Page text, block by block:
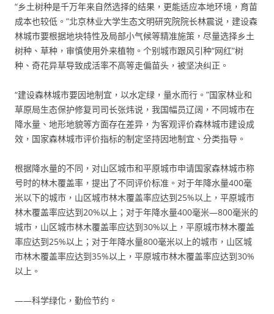
“乡土树种是千万年来自然选择的结果，更能适应本地环境，育苗
成本也较低。”北京林业大学生态文明研究院院长林震说，建设森
林城市要根据地块特性及局部小气候等精准施策，尽量选择乡土
树种、草种，审慎使用外来植物。个别城市跟风引种“网红”树
种、奇花异草导致成活率不高等走偏苗头，被坚决纠正。
“建设森林城市要因地制宜，以水定绿，量水而行。”国家林业和
草原局生态保护修复司司长张炜说，我国幅员辽阔，不同城市在
降水量、地形地貌等方面存在差异，为客观评价森林城市建设成
效，国家森林城市评价指标的制定坚持因地制宜、分类指导。
根据降水量的不同，对山区城市和平原城市申请国家森林城市称
号时的林木覆盖率，提出了不同评价标准。对于年降水量400毫
米以下的城市，山区城市林木覆盖率应达到25%以上，平原城市
林木覆盖率应达到20%以上；对于年降水量400毫米—800毫米的
城市，山区城市林木覆盖率应达到30%以上，平原城市林木覆盖
率应达到25%以上；对于年降水量800毫米以上的城市，山区城
市林木覆盖率应达到35%以上，平原城市林木覆盖率应达到30%
以上。
——科学绿化，勤俭节约。